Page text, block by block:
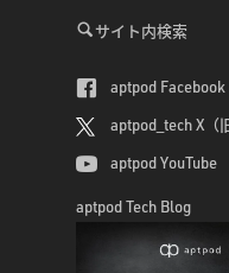
サイト内検索
aptpod Facebook
aptpod_tech X（
aptpod YouTube
aptpod Tech Blog